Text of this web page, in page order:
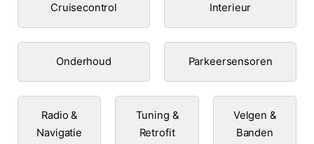
Cruisecontrol Interieur
Onderhoud Parkeersensoren
Radio &
Navigatie
Tuning &
Retrofit
Velgen &
Banden